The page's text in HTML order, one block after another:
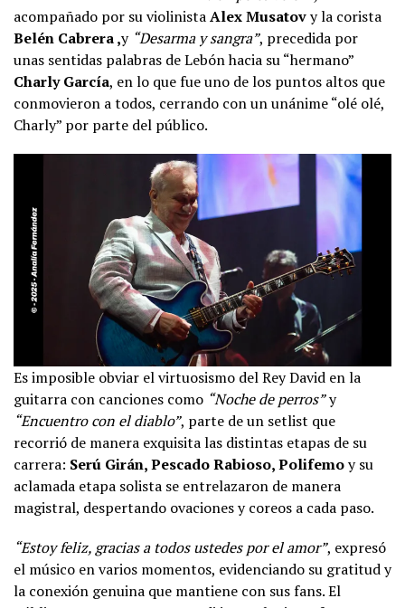
acompañado por su violinistaAlex Musatovy la corista
Belén Cabrera ,y “Desarma y sangra”, precedida por
unas sentidas palabras de Lebón hacia su “hermano”
Charly García, en lo que fue uno de los puntos altos que
conmovieron a todos, cerrando con un unánime “olé olé,
Charly” por parte del público.
Es imposible obviar el virtuosismo del Rey David en la
guitarra con canciones como “Noche de perros”y
“Encuentro con el diablo”, parte de un setlist que
recorrió de manera exquisita las distintas etapas de su
carrera: Serú Girán, Pescado Rabioso, Polifemoy su
aclamada etapa solista se entrelazaron de manera
magistral, despertando ovaciones y coreos a cada paso.
“Estoy feliz, gracias a todos ustedes por el amor”, expresó
el músico en varios momentos, evidenciando su gratitud y
la conexión genuina que mantiene con sus fans. El